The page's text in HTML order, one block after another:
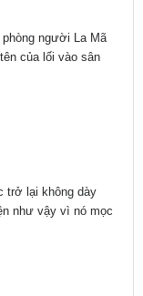
người La Mã
của lối vào sân
trở lại không dày
như vậy vì nó mọc